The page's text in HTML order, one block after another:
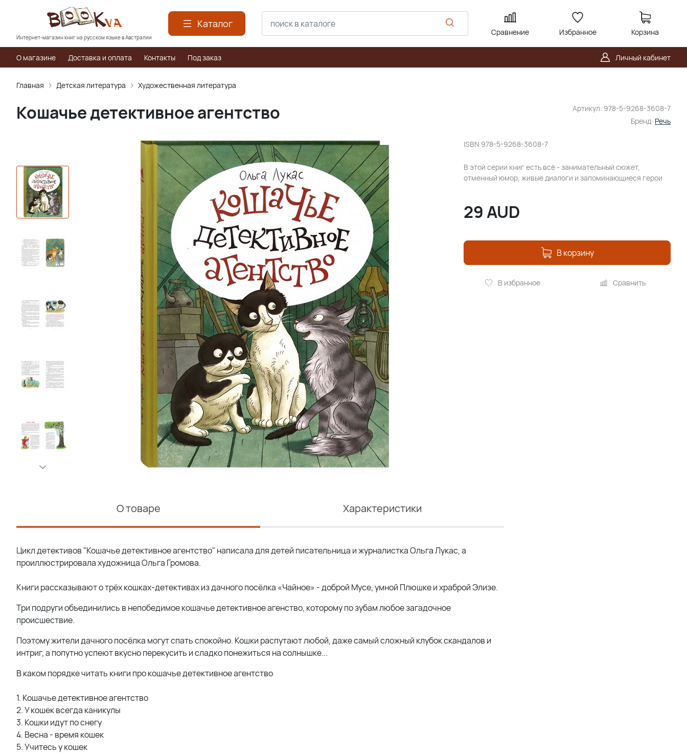
Интернет-магазин книг на русском языке в Австралии
Каталог
Сравнение Избранное Корзина
О магазине Доставка и оплата Контакты Под заказ Личный кабинет
Главная Детская литература Художественная литература
Артикул: 978-5-9268-3608-7
Бренд: Речь
Кошачье детективное агентство
ISBN 978-5-9268-3608-7
В этой серии книг есть всё - занимательный сюжет,
отменный юмор, живые диалоги и запоминающиеся герои
29AUD
В корзину
В избранное Сравнить
О товаре Характеристики
Цикл детективов "Кошачье детективное агентство" написала для детей писательница и журналистка Ольга Лукас, а
проиллюстрировала художница Ольга Громова.
Книги рассказывают о трёх кошках-детективах из дачного посёлка «Чайное» - доброй Мусе, умной Плюшке и храброй Элизе.
Три подруги объединились в непобедимое кошачье детективное агенство, которому по зубам любое загадочное
происшествие.
Поэтому жители дачного посёлка могут спать спокойно. Кошки распутают любой, даже самый сложный клубок скандалов и
интриг, а попутно успеют вкусно перекусить и сладко понежиться на солнышке...
В каком порядке читать книги про кошачье детективное агентство
1. Кошачье детективное агентство
2. У кошек всегда каникулы
3. Кошки идут по снегу
4. Весна - время кошек
5. Учитесь у кошек